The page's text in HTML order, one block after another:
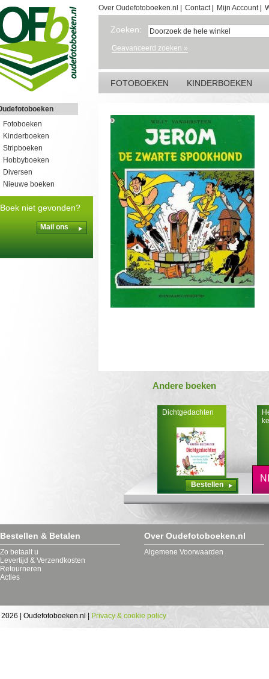
Over Oudefotoboeken.nl Contact| Mijn Account|
Zoeken:
Geavanceerd zoeken »
FOTOBOEKEN KINDERBOEKEN
Fotoboeken
Kinderboeken
Stripboeken
Hobbyboeken
Diversen
Nieuwe boeken
Boek niet gevonden?
Mail ons
Andere boeken
Dichtgedachten
Bestellen
Bestellen & Betalen
Zo betaalt u
Levertijd & Verzendkosten
Retourneren
Acties
Over Oudefotoboeken.nl
Algemene Voorwaarden
| Oudefotoboeken.nl | Privacy & cookie policy